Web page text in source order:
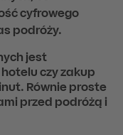
cyfrowego
podróży.
jest
czy zakup
Równie proste
przed podróżą i